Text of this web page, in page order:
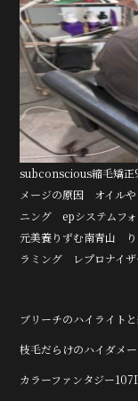
subconscious縮毛矯
メージの原因 オイル
ニング epシステムフ
元美養りずむ南青山
ラミング レプロナイ
ブリーチのハイライト
枝毛だらけのハイダメー
カラーファンタジー